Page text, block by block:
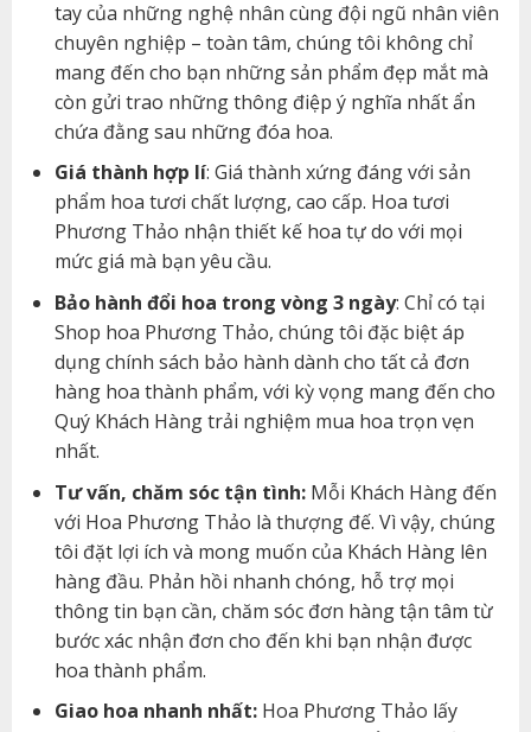
tay của những nghệ nhân cùng đội ngũ nhân viên
chuyên nghiệp – toàn tâm, chúng tôi không chỉ
mang đến cho bạn những sản phẩm đẹp mắt mà
còn gửi trao những thông điệp ý nghĩa nhất ẩn
chứa đằng sau những đóa hoa.
Giá thành hợp lí: Giá thành xứng đáng với sản
phẩm hoa tươi chất lượng, cao cấp. Hoa tươi
Phương Thảo nhận thiết kế hoa tự do với mọi
mức giá mà bạn yêu cầu.
Bảo hành đổi hoa trong vòng 3 ngày: Chỉ có tại
Shop hoa Phương Thảo, chúng tôi đặc biệt áp
dụng chính sách bảo hành dành cho tất cả đơn
hàng hoa thành phẩm, với kỳ vọng mang đến cho
Quý Khách Hàng trải nghiệm mua hoa trọn vẹn
nhất.
Tư vấn, chăm sóc tận tình:Mỗi Khách Hàng đến
với Hoa Phương Thảo là thượng đế. Vì vậy, chúng
tôi đặt lợi ích và mong muốn của Khách Hàng lên
hàng đầu. Phản hồi nhanh chóng, hỗ trợ mọi
thông tin bạn cần, chăm sóc đơn hàng tận tâm từ
bước xác nhận đơn cho đến khi bạn nhận được
hoa thành phẩm.
Giao hoa nhanh nhất:Hoa Phương Thảo lấy